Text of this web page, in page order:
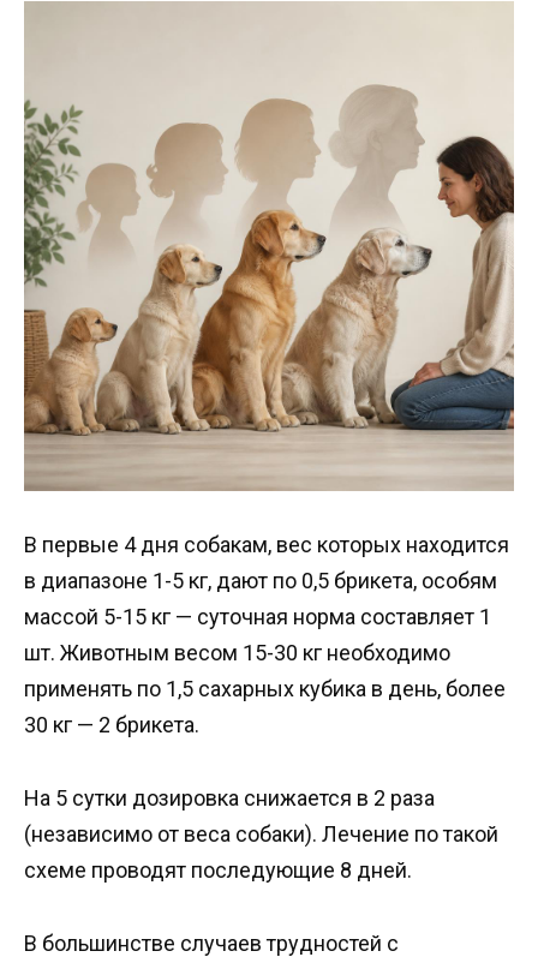
В первые 4 дня собакам, вес которых находится
в диапазоне 1-5 кг, дают по 0,5 брикета, особям
массой 5-15 кг — суточная норма составляет 1
шт. Животным весом 15-30 кг необходимо
применять по 1,5 сахарных кубика в день, более
30 кг — 2 брикета.
На 5 сутки дозировка снижается в 2 раза
(независимо от веса собаки). Лечение по такой
схеме проводят последующие 8 дней.
В большинстве случаев трудностей с